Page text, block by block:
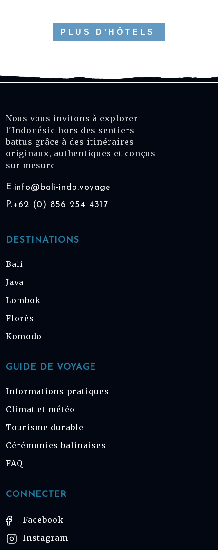
PLUS D'HÔTELS
Nous vous invitons à explorer
l'Indonésie hors des sentiers
battus grâce à des itinéraires
originaux, authentiques et conçus
sur mesure
E.info@bali-indo.voyage
P.+62 (0) 856 254 4317
DESTINATIONS
Bali
Java
Lombok
Florès
Komodo
GUIDE DE VOYAGE
Informations pratiques
Climat et météo
Tourisme durable
Cérémonies balinaises
FAQ
CONNECTER
Facebook
Instagram